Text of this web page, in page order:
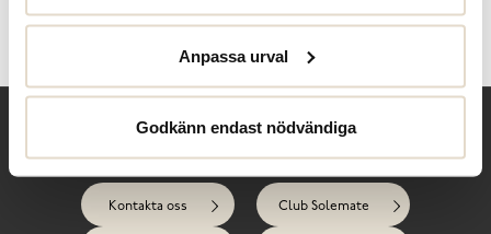
Anpassa urval
Godkänn endast nödvändiga
Kontakta oss Club Solemate